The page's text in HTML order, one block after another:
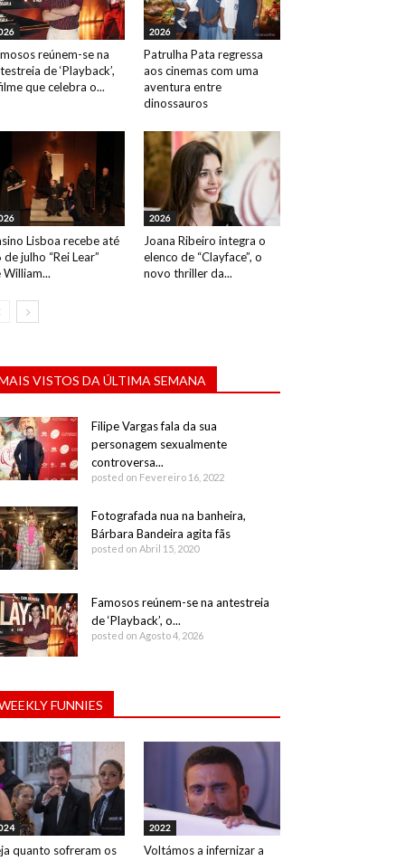
reúnem-se na
de ‘Playback’,
que celebra o...
2026
Patrulha Pata regressa
aos cinemas com uma
aventura entre
dinossauros
Lisboa recebe até
de julho “Rei Lear”
William...
2026
Joana Ribeiro integra o
elenco de “Clayface”, o
novo thriller da...
VISTOS DA ÚLTIMA SEMANA
Filipe Vargas fala da sua
personagem sexualmente
controversa...
posted on Fevereiro 16, 2022
Fotografada nua na banheira,
Bárbara Bandeira agita fãs
posted on Abril 15, 2020
Famosos reúnem-se na antestreia
de ‘Playback’, o...
posted on Agosto 4, 2026
FUNNIES
quanto sofreram os
2022
Voltámos a infernizar a